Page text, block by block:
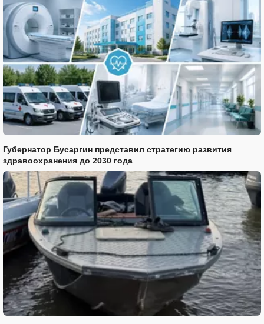
Губернатор Бусаргин представил стратегию развития
здравоохранения до 2030 года